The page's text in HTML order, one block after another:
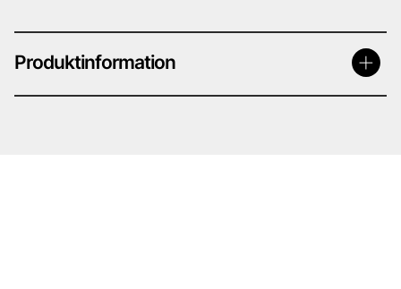
Produktinformation